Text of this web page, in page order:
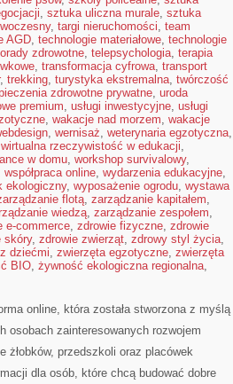
, sztuka uliczna murale, sztuka
, targi nieruchomości, team
AGD, technologie materiałowe, technologie
zdrowotne, telepsychologia, terapia
, transformacja cyfrowa, transport
, trekking, turystyka ekstremalna, twórczość
zdrowotne prywatne, uroda
premium, usługi inwestycyjne, usługi
, wakacje nad morzem, wakacje
, wernisaż, weterynaria egzotyczna,
wirtualna rzeczywistość w edukacji,
w domu, workshop survivalowy,
współpraca online, wydarzenia edukacyjne,
ekologiczny, wyposażenie ogrodu, wystawa
flotą, zarządzanie kapitałem,
wiedzą, zarządzanie zespołem,
e-commerce, zdrowie fizyczne, zdrowie
skóry, zdrowie zwierząt, zdrowy styl życia,
dziećmi, zwierzęta egzotyczne, zwierzęta
BIO, żywność ekologiczna regionalna,
online, która została stworzona z myślą
osobach zainteresowanych rozwojem
żłobków, przedszkoli oraz placówek
dla osób, które chcą budować dobre